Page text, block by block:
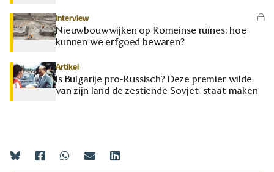
Interview
Nieuwbouwwijken op Romeinse ruïnes: hoe
kunnen we erfgoed bewaren?
Artikel
Is Bulgarije pro-Russisch? Deze premier wilde
van zijn land de zestiende Sovjet-staat maken